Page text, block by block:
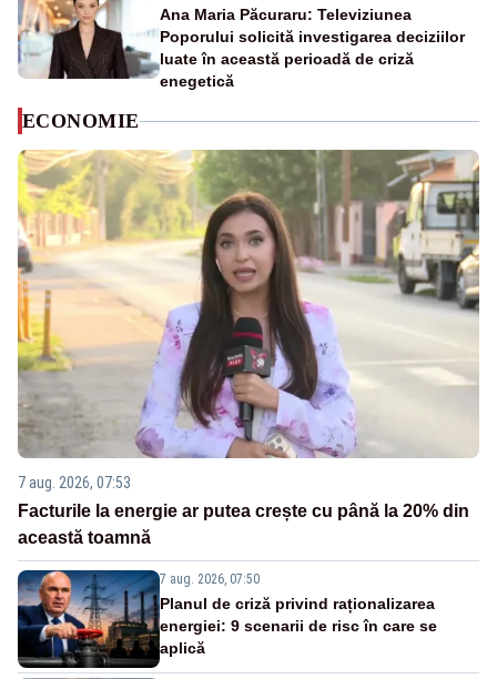
Ana Maria Păcuraru: Televiziunea
Poporului solicită investigarea deciziilor
luate în această perioadă de criză
enegetică
ECONOMIE
7 aug. 2026, 07:53
Facturile la energie ar putea crește cu până la 20% din
această toamnă
7 aug. 2026, 07:50
Planul de criză privind raționalizarea
energiei: 9 scenarii de risc în care se
aplică